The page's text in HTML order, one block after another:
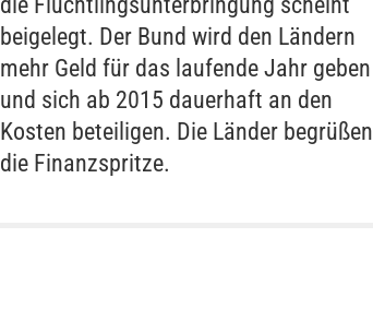
beigelegt. Der Bund wird den Ländern
mehr Geld für das laufende Jahr geben
und sich ab 2015 dauerhaft an den
Kosten beteiligen. Die Länder begrüßen
die Finanzspritze.